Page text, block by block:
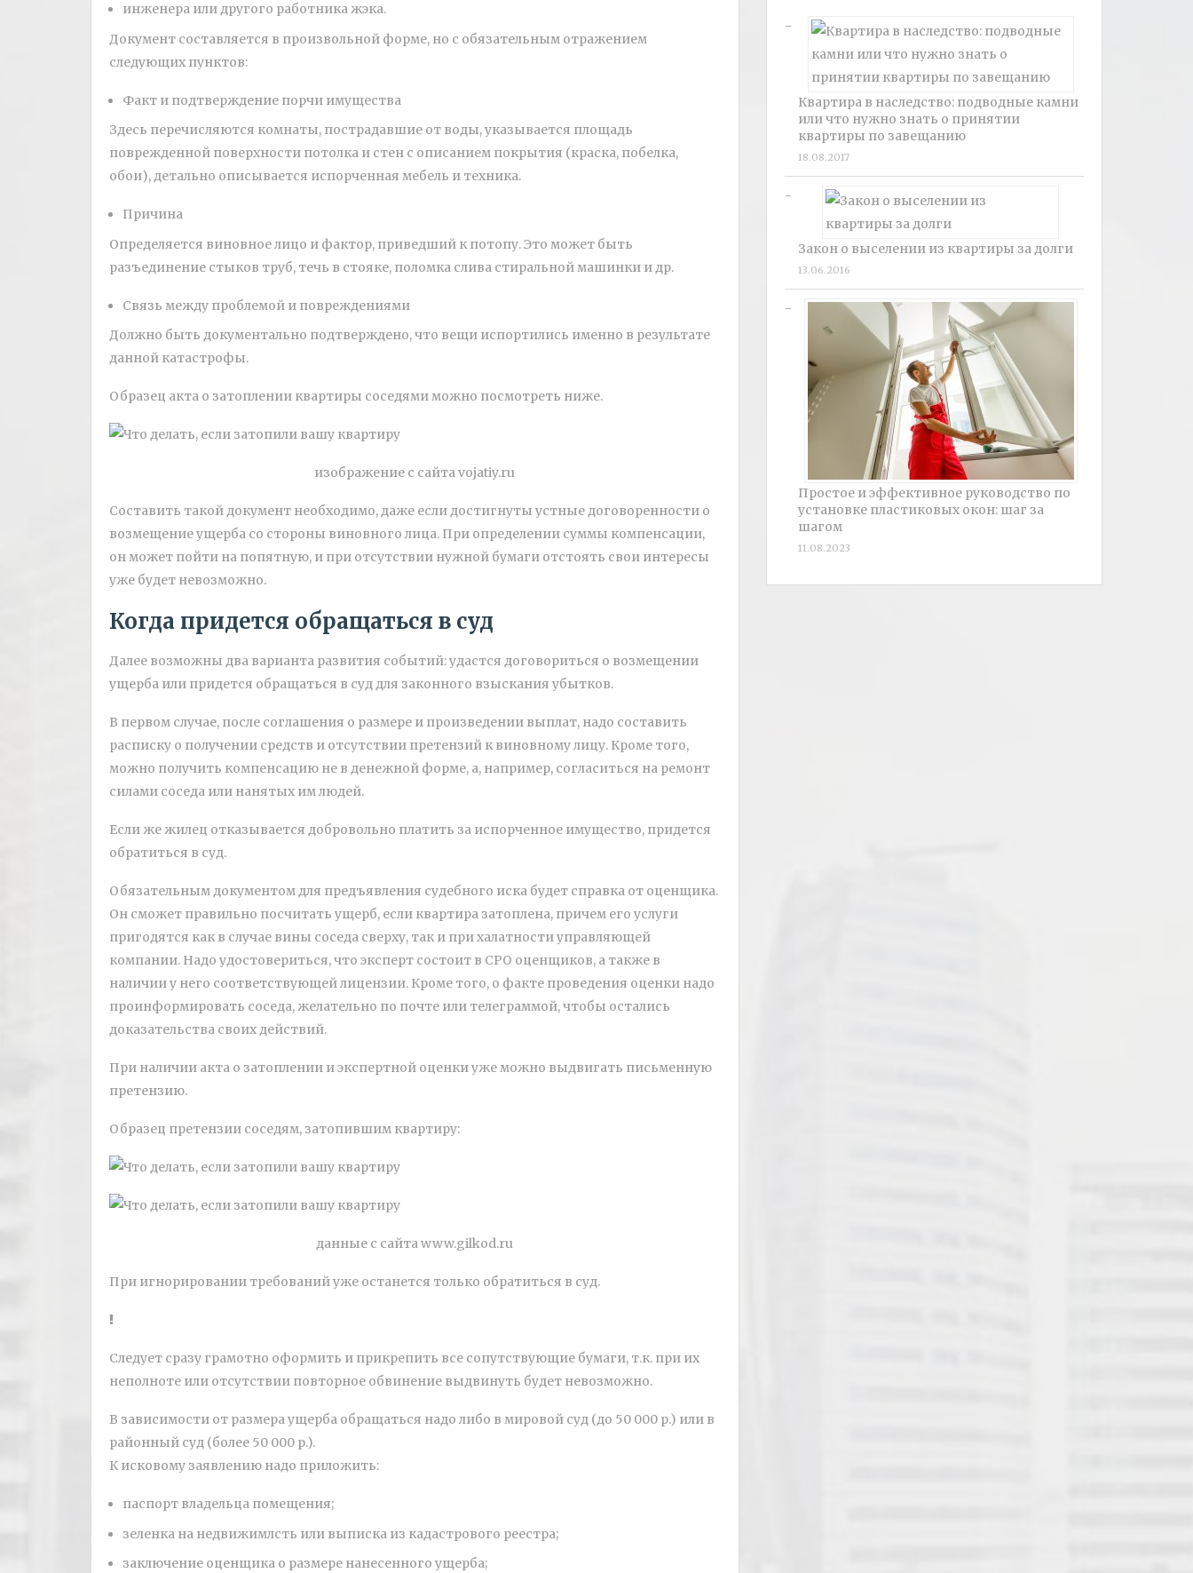
инженера или другого работника жэка.
Документ составляется в произвольной форме, но с обязательным отражением
следующих пунктов:
Факт и подтверждение порчи имущества
Здесь перечисляются комнаты, пострадавшие от воды, указывается площадь
поврежденной поверхности потолка и стен с описанием покрытия (краска, побелка,
обои), детально описывается испорченная мебель и техника.
Причина
Определяется виновное лицо и фактор, приведший к потопу. Это может быть
разъединение стыков труб, течь в стояке, поломка слива стиральной машинки и др.
Связь между проблемой и повреждениями
Должно быть документально подтверждено, что вещи испортились именно в результате
данной катастрофы.
Образец акта о затоплении квартиры соседями можно посмотреть ниже.
изображение с сайта vojatiy.ru
Составить такой документ необходимо, даже если достигнуты устные договоренности о
возмещение ущерба со стороны виновного лица. При определении суммы компенсации,
он может пойти на попятную, и при отсутствии нужной бумаги отстоять свои интересы
уже будет невозможно.
Когда придется обращаться в суд
Далее возможны два варианта развития событий: удастся договориться о возмещении
ущерба или придется обращаться в суд для законного взыскания убытков.
В первом случае, после соглашения о размере и произведении выплат, надо составить
расписку о получении средств и отсутствии претензий к виновному лицу. Кроме того,
можно получить компенсацию не в денежной форме, а, например, согласиться на ремонт
силами соседа или нанятых им людей.
Если же жилец отказывается добровольно платить за испорченное имущество, придется
обратиться в суд.
Обязательным документом для предъявления судебного иска будет справка от оценщика.
Он сможет правильно посчитать ущерб, если квартира затоплена, причем его услуги
пригодятся как в случае вины соседа сверху, так и при халатности управляющей
компании. Надо удостовериться, что эксперт состоит в СРО оценщиков, а также в
наличии у него соответствующей лицензии. Кроме того, о факте проведения оценки надо
проинформировать соседа, желательно по почте или телеграммой, чтобы остались
доказательства своих действий.
При наличии акта о затоплении и экспертной оценки уже можно выдвигать письменную
претензию.
Образец претензии соседям, затопившим квартиру:
данные с сайта www.gilkod.ru
При игнорировании требований уже останется только обратиться в суд.
Следует сразу грамотно оформить и прикрепить все сопутствующие бумаги, т.к. при их
неполноте или отсутствии повторное обвинение выдвинуть будет невозможно.
В зависимости от размера ущерба обращаться надо либо в мировой суд (до 50 000 р.) или в
районный суд (более 50 000 р.).
К исковому заявлению надо приложить:
паспорт владельца помещения;
зеленка на недвижимлсть или выписка из кадастрового реестра;
заключение оценщика о размере нанесенного ущерба;
Квартира в наследство: подводные камни
или что нужно знать о принятии
квартиры по завещанию
18.08.2017
Закон о выселении из квартиры за долги
13.06.2016
Простое и эффективное руководство по
установке пластиковых окон: шаг за
шагом
11.08.2023